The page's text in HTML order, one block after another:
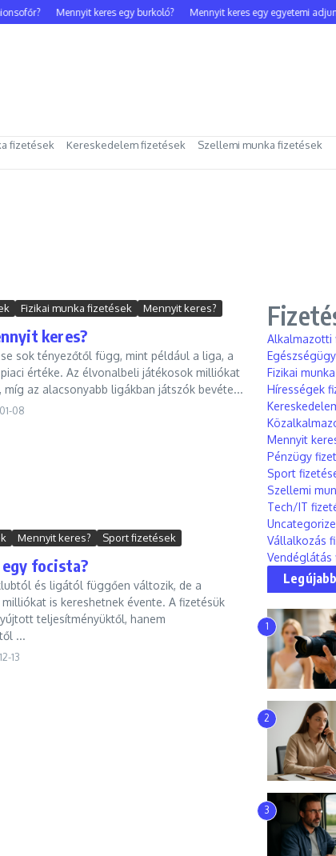
Mennyit keres egy burkoló? Mennyit keres egy egyetemi
fizetések Kereskedelem fizetések
Szellemi munka fizetések
Fizikai munka fizetések Mennyit keres?
keres?
sok tényezőtől függ, mint például a liga, a
értéke. Az élvonalbeli játékosok milliókat
míg az alacsonyabb ligákban játszók bevéte...
08
Mennyit keres? Sport fizetések
focista?
és ligától függően változik, de a
is kereshetnek évente. A fizetésük
teljesítményüktől, hanem
...
13
Alkalmazotti
Fizikai
Hírességek
Mennyit
Pénzügy
Sport
Szellemi
Tech/IT
Vállalkozás
Vendéglátás
1
2
3